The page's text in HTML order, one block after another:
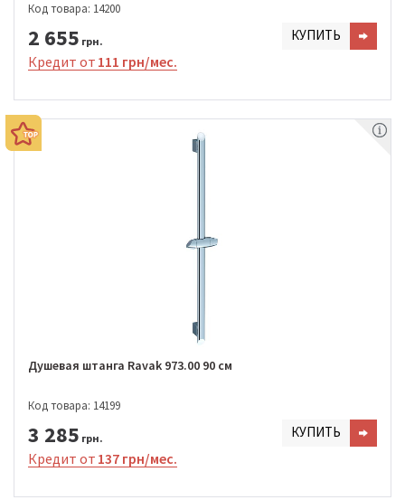
Код товара: 14200
2 655 грн. КУПИТЬ
Кредит от 111 грн/мес.
Душевая штанга Ravak 973.00 90 см
Код товара: 14199
3 285 грн. КУПИТЬ
Кредит от 137 грн/мес.